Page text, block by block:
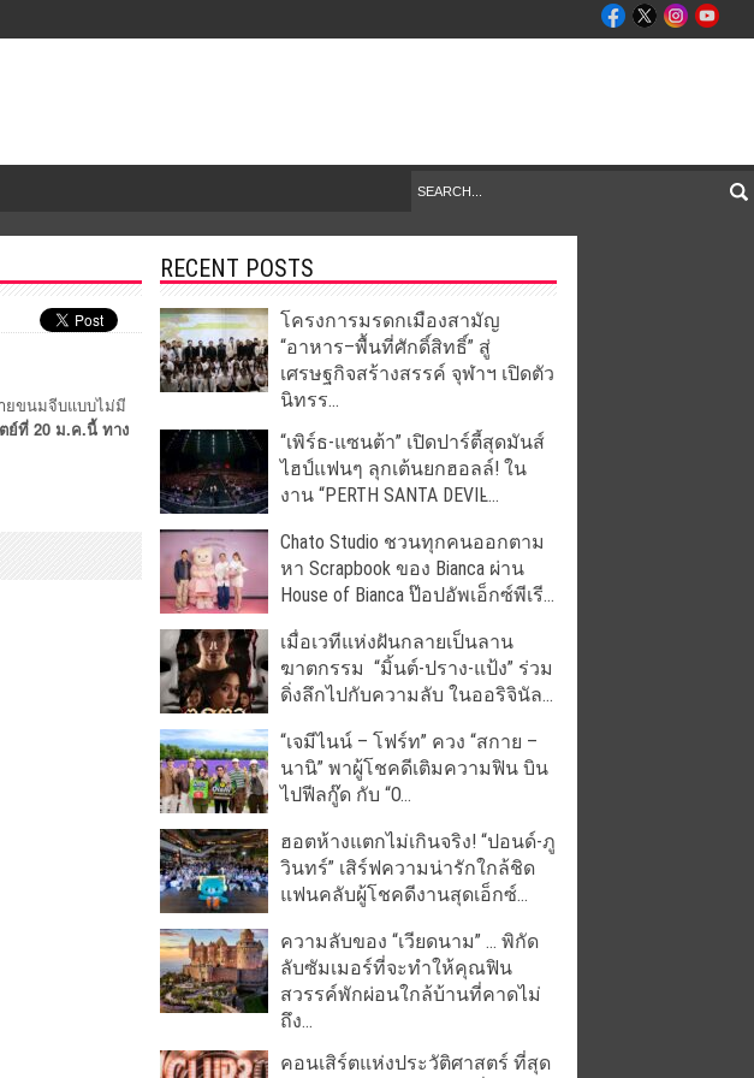
ขนมจีบแบบไม่มี
ย์ที่ 20 ม.ค.นี้ ทาง
RECENT POSTS
โครงการมรดกเมืองสามัญ
“อาหาร–พื้นที่ศักดิ์สิทธิ์” สู่
เศรษฐกิจสร้างสรรค์ จุฬาฯ เปิดตัว
นิทรร...
“เพิร์ธ-แซนต้า” เปิดปาร์ตี้สุดมันส์
ไฮป์แฟนๆ ลุกเต้นยกฮอลล์! ใน
งาน “PERTH SANTA DEVIL̵...
Chato Studio ชวนทุกคนออกตาม
หา Scrapbook ของ Bianca ผ่าน
House of Bianca ป๊อปอัพเอ็กซ์พีเรี...
เมื่อเวทีแห่งฝันกลายเป็นลาน
ฆาตกรรม “มิ้นต์-ปราง-แป้ง” ร่วม
ดิ่งลึกไปกับความลับ ในออริจินัล...
“เจมีไนน์ – โฟร์ท” ควง “สกาย –
นานิ” พาผู้โชคดีเติมความฟิน บิน
ไปฟีลกู๊ด กับ “O...
ฮอตห้างแตกไม่เกินจริง! “ปอนด์-ภู
วินทร์” เสิร์ฟความน่ารักใกล้ชิด
แฟนคลับผู้โชคดีงานสุดเอ็กซ์...
ความลับของ “เวียดนาม” … พิกัด
ลับซัมเมอร์ที่จะทำให้คุณฟิน
สวรรค์พักผ่อนใกล้บ้านที่คาดไม่
ถึง...
คอนเสิร์ตแห่งประวัติศาสตร์ ที่สุด